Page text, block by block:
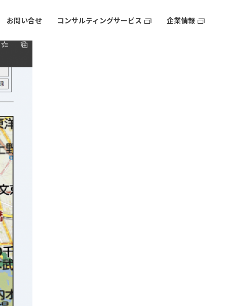
お問い合せ コンサルティングサービス 企業情報